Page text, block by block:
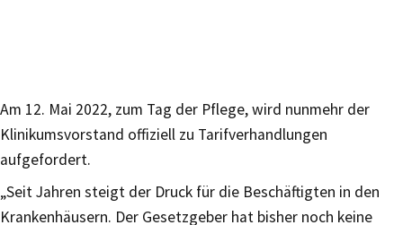
Am 12. Mai 2022, zum Tag der Pflege, wird nunmehr der
Klinikums­vorstand offiziell zu Tarifverhandlungen
aufgefordert.
„Seit Jahren steigt der Druck für die Beschäftigten in den
Krankenhäu­sern. Der Gesetzgeber hat bisher noch keine